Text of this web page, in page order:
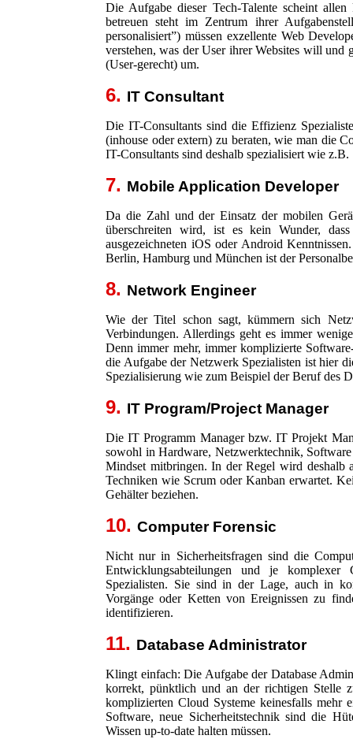
Die Aufgabe dieser Tech-Talente scheint
betreuen steht im Zentrum ihrer
personalisiert”) müssen exzellente Web
verstehen, was der User ihrer Websites will und
(User-gerecht) um.
6. IT Consultant
Die IT-Consultants sind die Effizienz
(inhouse oder extern) zu beraten, wie man die
IT-Consultants sind deshalb spezialisiert wie z.B.
7. Mobile Application Developer
Da die Zahl und der Einsatz der mobilen
überschreiten wird, ist es kein Wunder,
ausgezeichneten iOS oder Android
Berlin, Hamburg und München ist der
8. Network Engineer
Wie der Titel schon sagt, kümmern sich
Verbindungen. Allerdings geht es immer
Denn immer mehr, immer komplizierte
die Aufgabe der Netzwerk Spezialisten ist hier
Spezialisierung wie zum Beispiel der Beruf des
9. IT Program/Project Manager
Die IT Programm Manager bzw. IT Projekt
sowohl in Hardware, Netzwerktechnik,
Mindset mitbringen. In der Regel wird deshalb
Techniken wie Scrum oder Kanban erwartet.
Gehälter beziehen.
10. Computer Forensic
Nicht nur in Sicherheitsfragen sind die
Entwicklungsabteilungen und je
Spezialisten. Sie sind in der Lage, auch in
Vorgänge oder Ketten von Ereignissen zu
identifizieren.
11. Database Administrator
Klingt einfach: Die Aufgabe der Database
korrekt, pünktlich und an der richtigen Stelle
komplizierten Cloud Systeme keinesfalls mehr
Software, neue Sicherheitstechnik sind die
Wissen up-to-date halten müssen.